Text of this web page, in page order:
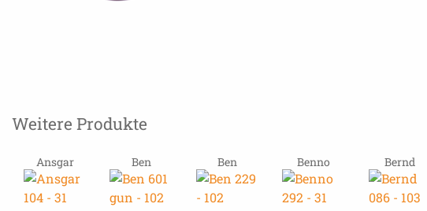
Weitere Produkte
Ansgar Ben Ben Benno Bernd